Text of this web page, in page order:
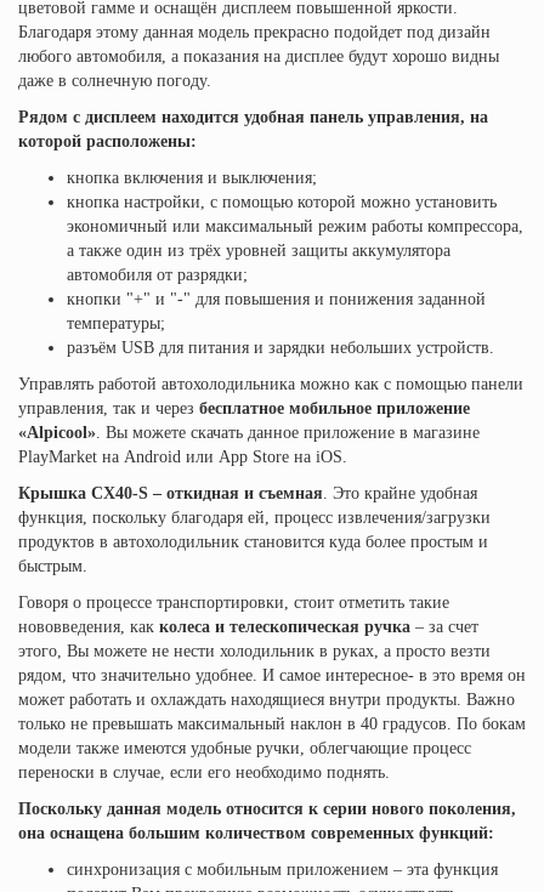
цветовой гамме и оснащён дисплеем повышенной яркости.
Благодаря этому данная модель прекрасно подойдет под дизайн
любого автомобиля, а показания на дисплее будут хорошо видны
даже в солнечную погоду.
Рядом с дисплеем находится удобная панель управления, на
которой расположены:
кнопка включения и выключения;
кнопка настройки, с помощью которой можно установить
экономичный или максимальный режим работы компрессора,
а также один из трёх уровней защиты аккумулятора
автомобиля от разрядки;
кнопки "+" и "-" для повышения и понижения заданной
температуры;
разъём USB для питания и зарядки небольших устройств.
Управлять работой автохолодильника можно как с помощью панели
управления, так и через бесплатное мобильное приложение
«Alpicool». Вы можете скачать данное приложение в магазине
PlayMarket на Android или App Store на iOS.
Крышка CX40-S – откидная и съемная. Это крайне удобная
функция, поскольку благодаря ей, процесс извлечения/загрузки
продуктов в автохолодильник становится куда более простым и
быстрым.
Говоря о процессе транспортировки, стоит отметить такие
нововведения, как колеса и телескопическая ручка – за счет
этого, Вы можете не нести холодильник в руках, а просто везти
рядом, что значительно удобнее. И самое интересное- в это время он
может работать и охлаждать находящиеся внутри продукты. Важно
только не превышать максимальный наклон в 40 градусов. По бокам
модели также имеются удобные ручки, облегчающие процесс
переноски в случае, если его необходимо поднять.
Поскольку данная модель относится к серии нового поколения,
она оснащена большим количеством современных функций:
синхронизация с мобильным приложением – эта функция